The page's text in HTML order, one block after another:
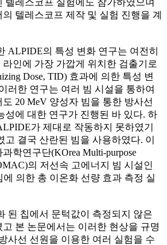
텔레스코프 실험에도 참가하였으며
텔레스코프 제작 및 실험 진행을 계
ALPIDE의 특성 변화 연구는 여전히
인에 가장 가깝게 위치한 검출기로
Dose, TID) 효과에 의한 특성 변
러한 연구는 여러 빔 시설을 통하여
20 MeV 양성자 빔을 통한 방사선
성에 대한 연구가 진행된 바 있다. 하
가 제대로 작동하지 못하였기
결국 산란된 빔을 사용하였다. 이
학연구단(KOrea Multi-purpose
의 저선속 고에너지 빔 시설인
의한 총 이온화 선량 효과 측정 실
된 칩에서 문턱값이 측정되지 않은
본 논문에서는 이러한 현상을 규명
사선 선원을 이용한 여러 실험을 수